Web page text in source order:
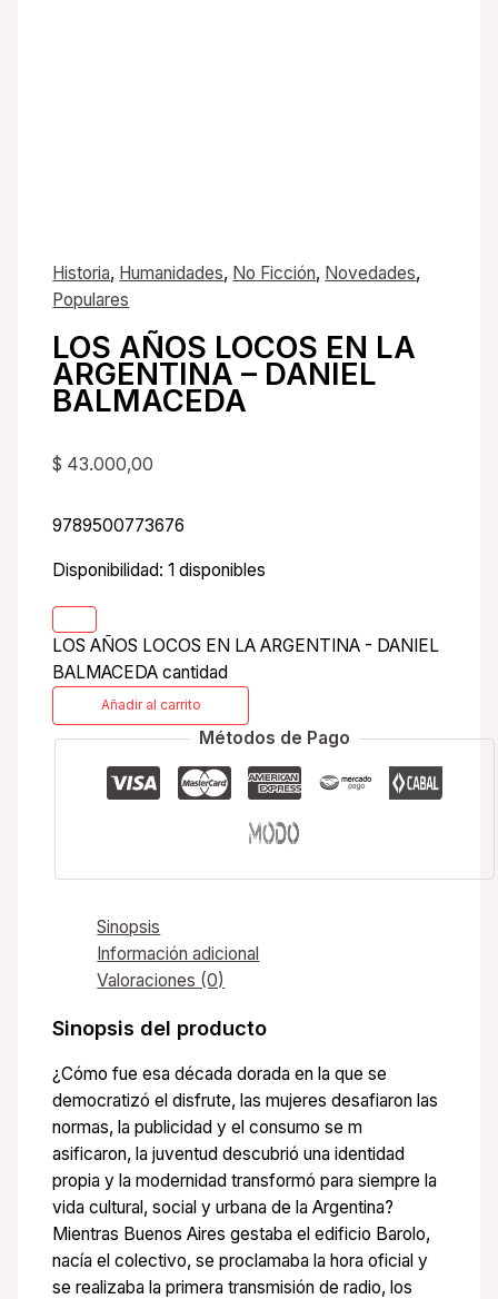
Historia, Humanidades, No Ficción, Novedades,
Populares
LOS AÑOS LOCOS EN LA
ARGENTINA – DANIEL
BALMACEDA
$ 43.000,00
9789500773676
Disponibilidad: 1 disponibles
LOS AÑOS LOCOS EN LA ARGENTINA - DANIEL
BALMACEDA cantidad
Añadir al carrito
Métodos de Pago
Sinopsis
Información adicional
Valoraciones (0)
Sinopsis del producto
¿Cómo fue esa década dorada en la que se
democratizó el disfrute, las mujeres desafiaron las
normas, la publicidad y el consumo se m
asificaron, la juventud descubrió una identidad
propia y la modernidad transformó para siempre la
vida cultural, social y urbana de la Argentina?
Mientras Buenos Aires gestaba el edificio Barolo,
nacía el colectivo, se proclamaba la hora oficial y
se realizaba la primera transmisión de radio, los